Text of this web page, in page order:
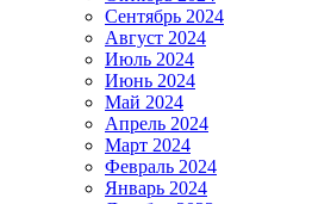
Сентябрь 2024
Август 2024
Июль 2024
Июнь 2024
Май 2024
Апрель 2024
Март 2024
Февраль 2024
Январь 2024